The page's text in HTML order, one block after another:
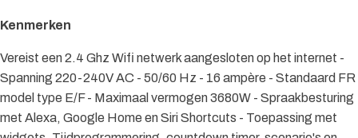
Kenmerken
Vereist een 2.4 Ghz Wifi netwerk aangesloten op het internet -
Spanning 220-240V AC - 50/60 Hz - 16 ampère - Standaard FR
model type E/F - Maximaal vermogen 3680W - Spraakbesturing
met Alexa, Google Home en Siri Shortcuts - Toepassing met